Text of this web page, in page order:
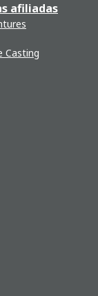
afiliadas
Casting